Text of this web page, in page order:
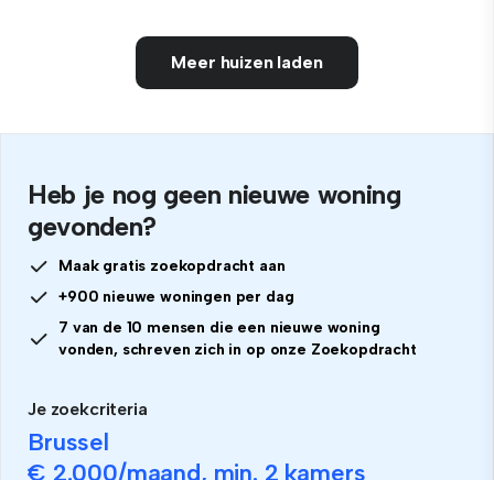
Meer huizen laden
Heb je nog geen nieuwe woning
gevonden?
Maak gratis zoekopdracht aan
+900 nieuwe woningen per dag
7 van de 10 mensen die een nieuwe woning
vonden, schreven zich in op onze Zoekopdracht
Je zoekcriteria
Brussel
€ 2.000/maand, min. 2 kamers